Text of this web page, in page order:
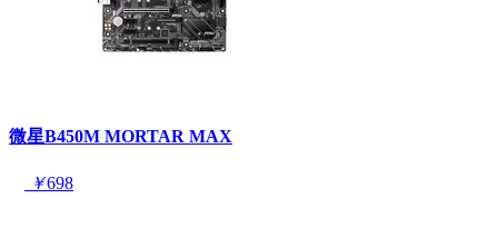
微星B450M MORTAR MAX
￥698